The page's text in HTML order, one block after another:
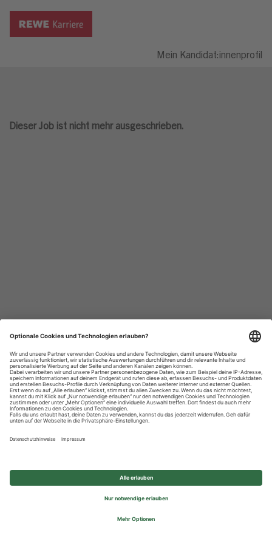
Mein Kandidat:innenprofil
Dieser Job ist nicht mehr ausgeschrieben.
Datenschutzhinweise
Impressum
Privatsphäre-Einstellungen
© 2026 REWE Group - All rights reserved